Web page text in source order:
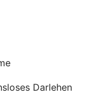
Darlehen